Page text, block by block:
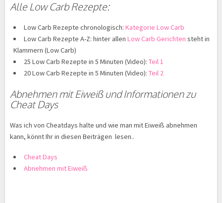
Alle Low Carb Rezepte:
Low Carb Rezepte chronologisch: Kategorie Low Carb
Low Carb Rezepte A-Z: hinter allen Low Carb Gerichten steht in
Klammern (Low Carb)
25 Low Carb Rezepte in 5 Minuten (Video): Teil 1
20 Low Carb Rezepte in 5 Minuten (Video): Teil 2
Abnehmen mit Eiweiß und Informationen zu
Cheat Days
Was ich von Cheatdays halte und wie man mit Eiweiß abnehmen
kann, könnt Ihr in diesen Beiträgen lesen..
Cheat Days
Abnehmen mit Eiweiß